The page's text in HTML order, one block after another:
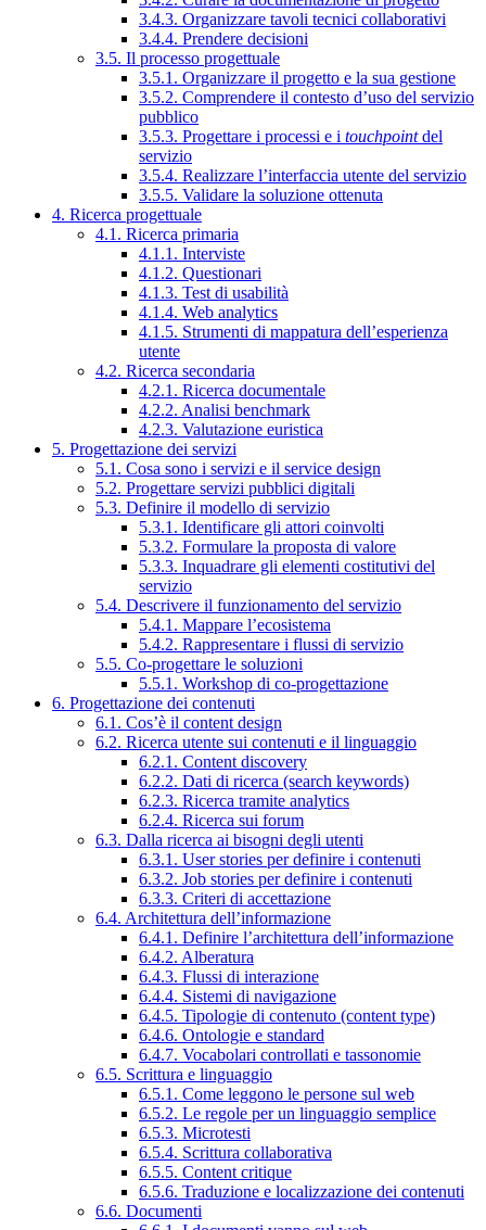
3.4.3. Organizzare tavoli tecnici collaborativi
3.4.4. Prendere decisioni
3.5. Il processo progettuale
3.5.1. Organizzare il progetto e la sua gestione
3.5.2. Comprendere il contesto d’uso del servizio
pubblico
3.5.3. Progettare i processi e i touchpointdel
servizio
3.5.4. Realizzare l’interfaccia utente del servizio
3.5.5. Validare la soluzione ottenuta
4. Ricerca progettuale
4.1. Ricerca primaria
4.1.1. Interviste
4.1.2. Questionari
4.1.3. Test di usabilità
4.1.4. Web analytics
4.1.5. Strumenti di mappatura dell’esperienza
utente
4.2. Ricerca secondaria
4.2.1. Ricerca documentale
4.2.2. Analisi benchmark
4.2.3. Valutazione euristica
5. Progettazione dei servizi
5.1. Cosa sono i servizi e il service design
5.2. Progettare servizi pubblici digitali
5.3. Definire il modello di servizio
5.3.1. Identificare gli attori coinvolti
5.3.2. Formulare la proposta di valore
5.3.3. Inquadrare gli elementi costitutivi del
servizio
5.4. Descrivere il funzionamento del servizio
5.4.1. Mappare l’ecosistema
5.4.2. Rappresentare i flussi di servizio
5.5. Co-progettare le soluzioni
5.5.1. Workshop di co-progettazione
6. Progettazione dei contenuti
6.1. Cos’è il content design
6.2. Ricerca utente sui contenuti e il linguaggio
6.2.1. Content discovery
6.2.2. Dati di ricerca (search keywords)
6.2.3. Ricerca tramite analytics
6.2.4. Ricerca sui forum
6.3. Dalla ricerca ai bisogni degli utenti
6.3.1. User stories per definire i contenuti
6.3.2. Job stories per definire i contenuti
6.3.3. Criteri di accettazione
6.4. Architettura dell’informazione
6.4.1. Definire l’architettura dell’informazione
6.4.2. Alberatura
6.4.3. Flussi di interazione
6.4.4. Sistemi di navigazione
6.4.5. Tipologie di contenuto (content type)
6.4.6. Ontologie e standard
6.4.7. Vocabolari controllati e tassonomie
6.5. Scrittura e linguaggio
6.5.1. Come leggono le persone sul web
6.5.2. Le regole per un linguaggio semplice
6.5.3. Microtesti
6.5.4. Scrittura collaborativa
6.5.5. Content critique
6.5.6. Traduzione e localizzazione dei contenuti
6.6. Documenti